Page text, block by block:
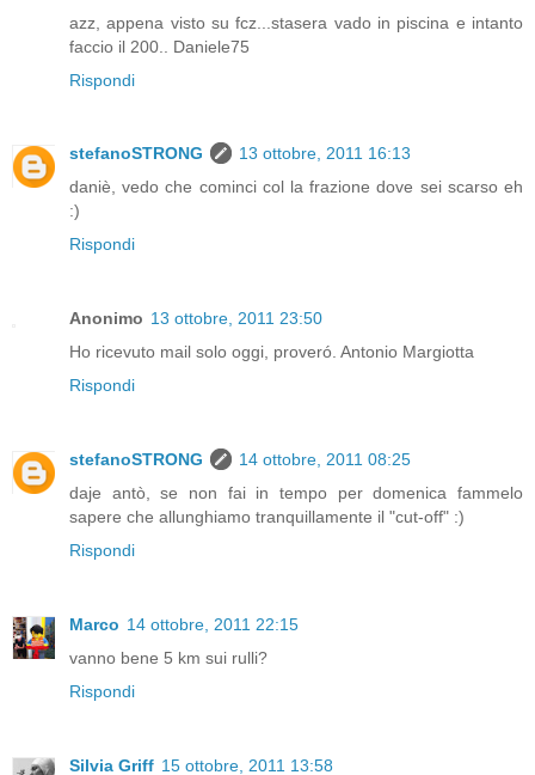
azz, appena visto su fcz...stasera vado in piscina e intanto
faccio il 200.. Daniele75
Rispondi
stefanoSTRONG
13 ottobre, 2011 16:13
daniè, vedo che cominci col la frazione dove sei scarso eh
:)
Rispondi
Anonimo 13 ottobre, 2011 23:50
Ho ricevuto mail solo oggi, proveró. Antonio Margiotta
Rispondi
stefanoSTRONG
14 ottobre, 2011 08:25
daje antò, se non fai in tempo per domenica fammelo
sapere che allunghiamo tranquillamente il "cut-off" :)
Rispondi
Marco 14 ottobre, 2011 22:15
vanno bene 5 km sui rulli?
Rispondi
Silvia Griff 15 ottobre, 2011 13:58